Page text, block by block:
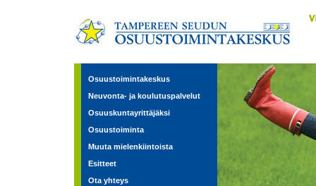
Osuustoimintakeskus
Neuvonta- ja koulutuspalvelut
Osuuskuntayrittäjäksi
Osuustoiminta
Muuta mielenkiintoista
Esitteet
Ota yhteys